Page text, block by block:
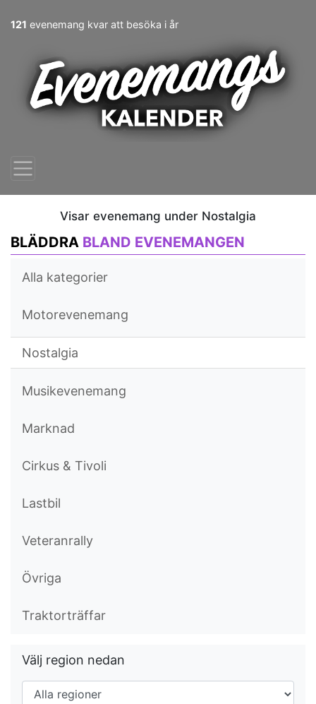
121 evenemang kvar att besöka i år
Visar evenemang under Nostalgia
BLÄDDRA BLAND EVENEMANGEN
Alla kategorier
Motorevenemang
Nostalgia
Musikevenemang
Marknad
Cirkus & Tivoli
Lastbil
Veteranrally
Övriga
Traktorträffar
Välj region nedan